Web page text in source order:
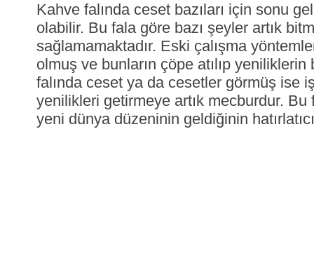
Kahve falında ceset bazıları için sonu
olabilir. Bu fala göre bazı şeyler artık
sağlamamaktadır. Eski çalışma
olmuş ve bunların çöpe atılıp
falında ceset ya da cesetler görmüş ise
yenilikleri getirmeye artık mecburdur.
yeni dünya düzeninin geldiğinin